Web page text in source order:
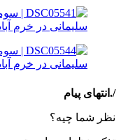
/.انتهای پیام
نظر شما چیه؟